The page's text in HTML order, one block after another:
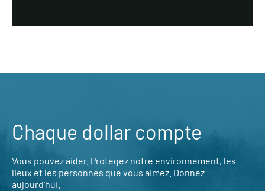
Chaque dollar compte
Vous pouvez aider. Protégez notre environnement, les
lieux et les personnes que vous aimez. Donnez
aujourd’hui.